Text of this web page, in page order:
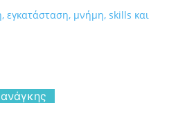
εγκατάσταση, μνήμη, skills και